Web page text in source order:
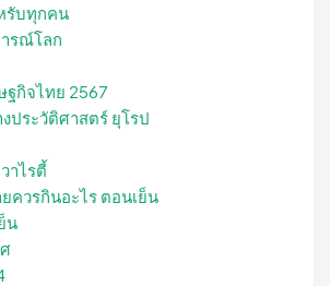
รับทุกคน
รณ์โลก
ฐกิจไทย 2567
ประวัติศาสตร์ ยุโรป
าไรตี้
ควรกินอะไร ตอนเย็น
น